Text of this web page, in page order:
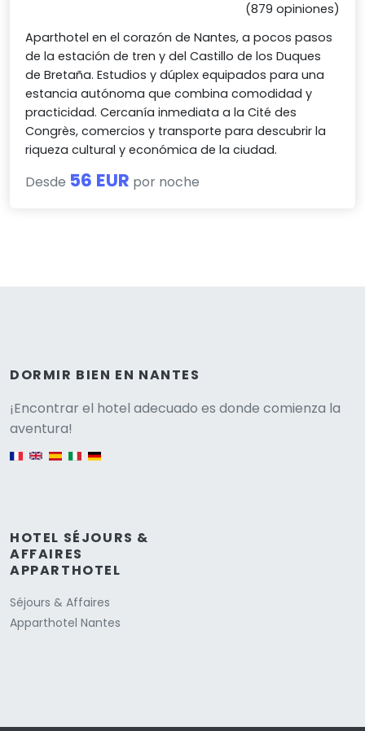
(879 opiniones)
Aparthotel en el corazón de Nantes, a pocos pasos
de la estación de tren y del Castillo de los Duques
de Bretaña. Estudios y dúplex equipados para una
estancia autónoma que combina comodidad y
practicidad. Cercanía inmediata a la Cité des
Congrès, comercios y transporte para descubrir la
riqueza cultural y económica de la ciudad.
Desde 56 EUR por noche
DORMIR BIEN EN NANTES
¡Encontrar el hotel adecuado es donde comienza la
aventura!
HOTEL SÉJOURS &
AFFAIRES
APPARTHOTEL
Séjours & Affaires
Apparthotel Nantes